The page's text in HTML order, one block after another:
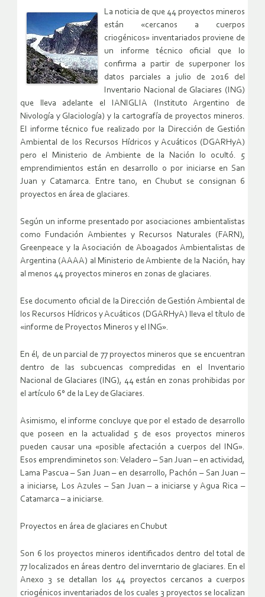
La noticia de que 44 proyectos mineros
están «cercanos a cuerpos
criogénicos» inventariados proviene de
un informe técnico oficial que lo
confirma a partir de superponer los
datos parciales a julio de 2016 del
Inventario Nacional de Glaciares (ING)
que lleva adelante el IANIGLIA (Instituto Argentino de
Nivología y Glaciología) y la cartografía de proyectos mineros.
El informe técnico fue realizado por la Dirección de Gestión
Ambiental de los Recursos Hídricos y Acuáticos (DGARHyA)
pero el Ministerio de Ambiente de la Nación lo ocultó. 5
emprendimientos están en desarrollo o por iniciarse en San
Juan y Catamarca. Entre tano, en Chubut se consignan 6
proyectos en área de glaciares.
Según un informe presentado por asociaciones ambientalistas
como Fundación Ambientes y Recursos Naturales (FARN),
Greenpeace y la Asociación de Aboagados Ambientalistas de
Argentina (AAAA) al Ministerio de Ambiente de la Nación, hay
al menos 44 proyectos mineros en zonas de glaciares.
Ese documento oficial de la Dirección de Gestión Ambiental de
los Recursos Hídricos y Acuáticos (DGARHyA) lleva el título de
«informe de Proyectos Mineros y el ING».
En él, de un parcial de 77 proyectos mineros que se encuentran
dentro de las subcuencas compredidas en el Inventario
Nacional de Glaciares (ING), 44 están en zonas prohibidas por
el artículo 6° de la Ley de Glaciares.
Asimismo, el informe concluye que por el estado de desarrollo
que poseen en la actualidad 5 de esos proyectos mineros
pueden causar una «posible afectación a cuerpos del ING».
Esos emprendiminetos son: Veladero – San Juan – en actividad,
Lama Pascua – San Juan – en desarrollo, Pachón – San Juan –
a iniciarse, Los Azules – San Juan – a iniciarse y Agua Rica –
Catamarca – a iniciarse.
Proyectos en área de glaciares en Chubut
Son 6 los proyectos mineros identificados dentro del total de
77 localizados en áreas dentro del inverntario de glaciares. En el
Anexo 3 se detallan los 44 proyectos cercanos a cuerpos
criogénicos inventariados de los cuales 3 proyectos se localizan